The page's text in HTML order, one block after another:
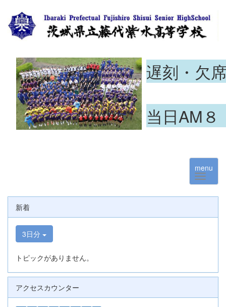
遅刻・欠
当日AM
menu
新着
3日分
トピックがありません。
アクセスカウンター